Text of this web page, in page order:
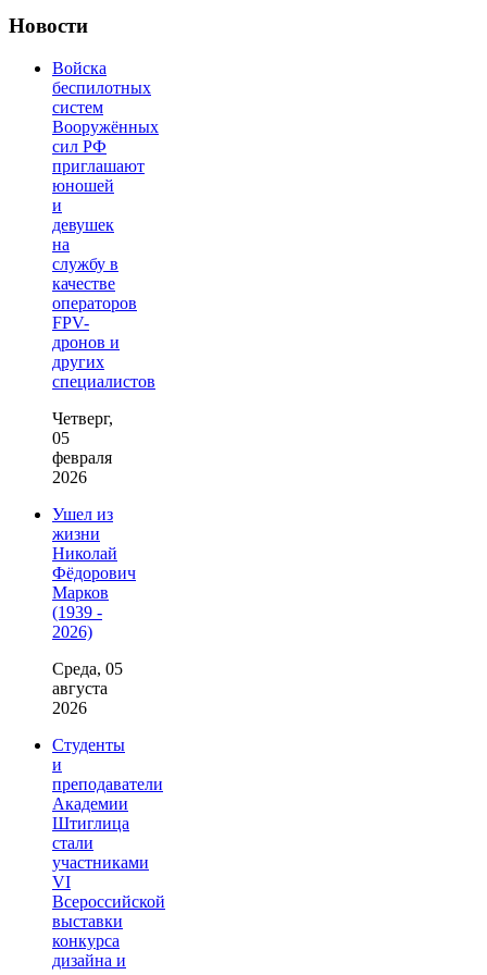
Новости
Войска
беспилотных
систем
Вооружённых
сил РФ
приглашают
юношей
и
девушек
на
службу в
качестве
операторов
FPV-
дронов и
других
специалистов
Четверг,
05
февраля
2026
Ушел из
жизни
Николай
Фёдорович
Марков
(1939 -
2026)
Среда, 05
августа
2026
Студенты
и
преподаватели
Академии
Штиглица
стали
участниками
VI
Всероссийской
выставки
конкурса
дизайна и